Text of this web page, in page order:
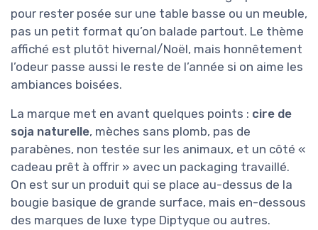
pour rester posée sur une table basse ou un meuble,
pas un petit format qu’on balade partout. Le thème
affiché est plutôt hivernal/Noël, mais honnêtement
l’odeur passe aussi le reste de l’année si on aime les
ambiances boisées.
La marque met en avant quelques points : cire de
soja naturelle, mèches sans plomb, pas de
parabènes, non testée sur les animaux, et un côté «
cadeau prêt à offrir » avec un packaging travaillé.
On est sur un produit qui se place au-dessus de la
bougie basique de grande surface, mais en-dessous
des marques de luxe type Diptyque ou autres.